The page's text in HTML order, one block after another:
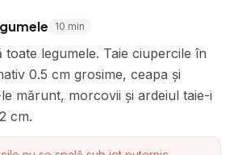
10 min
toate legumele. Taie ciupercile în
0.5 cm grosime, ceapa și
mărunt, morcovii și ardeiul taie-i
cm.